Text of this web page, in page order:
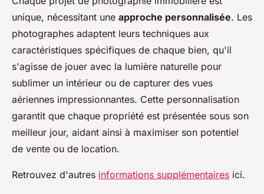
unique, nécessitant une approche personnalisée. Les
photographes adaptent leurs techniques aux
caractéristiques spécifiques de chaque bien, qu'il
s'agisse de jouer avec la lumière naturelle pour
sublimer un intérieur ou de capturer des vues
aériennes impressionnantes. Cette personnalisation
garantit que chaque propriété est présentée sous son
meilleur jour, aidant ainsi à maximiser son potentiel
de vente ou de location.
Retrouvez d'autres informations supplémentaires ici.